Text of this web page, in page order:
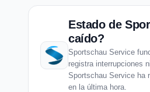
Estado de
caído?
Sportschau Service
registra interrupciones
Sportschau Service ha
en la última hora.